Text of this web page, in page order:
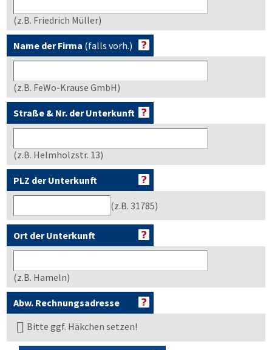
(z.B. Friedrich Müller)
Name der Firma (falls vorh.)
(z.B. FeWo-Krause GmbH)
Straße & Nr. der Unterkunft
(z.B. Helmholzstr. 13)
PLZ der Unterkunft
(z.B. 31785)
Ort der Unterkunft
(z.B. Hameln)
Abw. Rechnungsadresse
Bitte ggf. Häkchen setzen!